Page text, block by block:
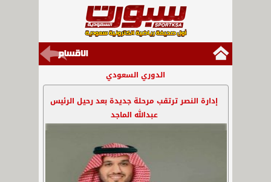
الدوري السعودي
إدارة النصر ترتقب مرحلة جديدة بعد رحيل الرئيس
عبدالله الماجد